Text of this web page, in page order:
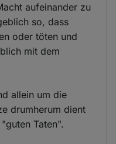
aufeinander zu
so, dass
oder töten und
mit dem
allein um die
drumherum dient
Taten".